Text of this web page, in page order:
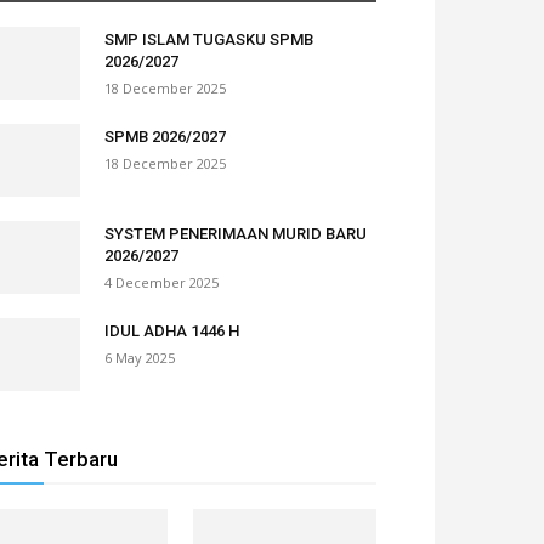
SMP ISLAM TUGASKU SPMB
2026/2027
18 December 2025
SPMB 2026/2027
18 December 2025
SYSTEM PENERIMAAN MURID BARU
2026/2027
4 December 2025
IDUL ADHA 1446 H
6 May 2025
Terbaru